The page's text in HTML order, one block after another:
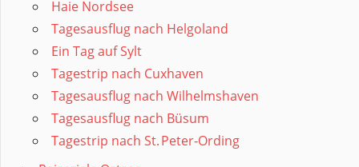
Haie Nordsee
Tagesausflug nach Helgoland
Ein Tag auf Sylt
Tagestrip nach Cuxhaven
Tagesausflug nach Wilhelmshaven
Tagesausflug nach Büsum
Tagestrip nach St. Peter‑Ording